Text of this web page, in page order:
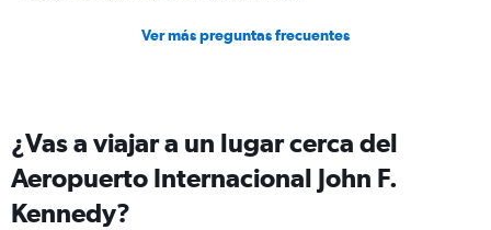
Ver más preguntas frecuentes
¿Vas a viajar a un lugar cerca del
Aeropuerto Internacional John F.
Kennedy?